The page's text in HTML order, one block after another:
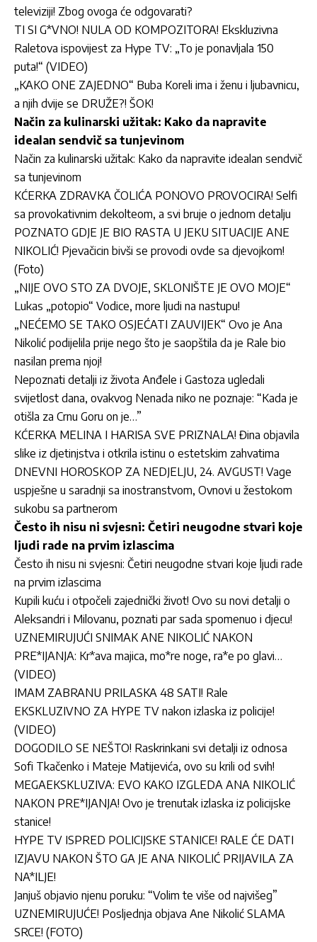
televiziji! Zbog ovoga će odgovarati?
TI SI G*VNO! NULA OD KOMPOZITORA! Ekskluzivna
Raletova ispovijest za Hype TV: „To je ponavljala 150
puta!“ (VIDEO)
„KAKO ONE ZAJEDNO“ Buba Koreli ima i ženu i ljubavnicu,
a njih dvije se DRUŽE?! ŠOK!
Način za kulinarski užitak: Kako da napravite
idealan sendvič sa tunjevinom
Način za kulinarski užitak: Kako da napravite idealan sendvič
sa tunjevinom
KĆERKA ZDRAVKA ČOLIĆA PONOVO PROVOCIRA! Selfi
sa provokativnim dekolteom, a svi bruje o jednom detalju
POZNATO GDJE JE BIO RASTA U JEKU SITUACIJE ANE
NIKOLIĆ! Pjevačicin bivši se provodi ovde sa djevojkom!
(Foto)
„NIJE OVO STO ZA DVOJE, SKLONIŠTE JE OVO MOJE“
Lukas „potopio“ Vodice, more ljudi na nastupu!
„NEĆEMO SE TAKO OSJEĆATI ZAUVIJEK“ Ovo je Ana
Nikolić podijelila prije nego što je saopštila da je Rale bio
nasilan prema njoj!
Nepoznati detalji iz života Anđele i Gastoza ugledali
svijetlost dana, ovakvog Nenada niko ne poznaje: “Kada je
otišla za Crnu Goru on je…”
KĆERKA MELINA I HARISA SVE PRIZNALA! Đina objavila
slike iz djetinjstva i otkrila istinu o estetskim zahvatima
DNEVNI HOROSKOP ZA NEDJELJU, 24. AVGUST! Vage
uspješne u saradnji sa inostranstvom, Ovnovi u žestokom
sukobu sa partnerom
Često ih nisu ni svjesni: Četiri neugodne stvari koje
ljudi rade na prvim izlascima
Često ih nisu ni svjesni: Četiri neugodne stvari koje ljudi rade
na prvim izlascima
Kupili kuću i otpočeli zajednički život! Ovo su novi detalji o
Aleksandri i Milovanu, poznati par sada spomenuo i djecu!
UZNEMIRUJUĆI SNIMAK ANE NIKOLIĆ NAKON
PRE*IJANJA: Kr*ava majica, mo*re noge, ra*e po glavi…
(VIDEO)
IMAM ZABRANU PRILASKA 48 SATI! Rale
EKSKLUZIVNO ZA HYPE TV nakon izlaska iz policije!
(VIDEO)
DOGODILO SE NEŠTO! Raskrinkani svi detalji iz odnosa
Sofi Tkačenko i Mateje Matijevića, ovo su krili od svih!
MEGAEKSKLUZIVA: EVO KAKO IZGLEDA ANA NIKOLIĆ
NAKON PRE*IJANJA! Ovo je trenutak izlaska iz policijske
stanice!
HYPE TV ISPRED POLICIJSKE STANICE! RALE ĆE DATI
IZJAVU NAKON ŠTO GA JE ANA NIKOLIĆ PRIJAVILA ZA
NA*ILJE!
Janjuš objavio njenu poruku: “Volim te više od najvišeg”
UZNEMIRUJUĆE! Posljednja objava Ane Nikolić SLAMA
SRCE! (FOTO)